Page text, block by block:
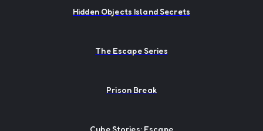
Hidden Objects Island Secrets
The Escape Series
Prison Break